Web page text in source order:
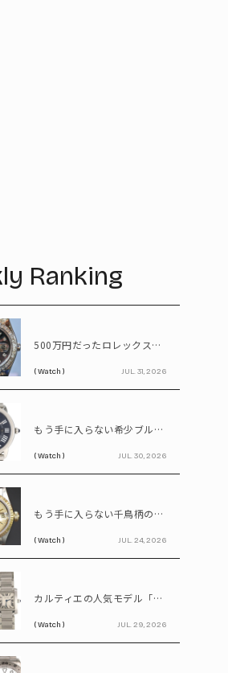
Ranking
500万円だったロレックスが1,380万円に。プラチナ×ダイヤが輝く「パールマスター」
( Watch ) JUL. 31, 2026
もう手に入らない希少ブルーダイヤル。55万円で狙えるカルティエ「ロンドソロXL」
( Watch ) JUL. 30, 2026
もう手に入らない千鳥柄の文字盤! 85万円で買えるヴィンテージロレックス「デイトジャスト Ref.69173」
( Watch ) JUL. 24, 2026
カルティエの人気モデル「タンクフランセーズ」。写真だけで新旧モデルを見分けられる?
( Watch ) JUL. 29, 2026